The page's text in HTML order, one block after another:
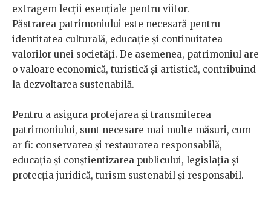
extragem lecții esențiale pentru viitor.
Păstrarea patrimoniului este necesară pentru
identitatea culturală, educație și continuitatea
valorilor unei societăți. De asemenea, patrimoniul are
o valoare economică, turistică și artistică, contribuind
la dezvoltarea sustenabilă.
Pentru a asigura protejarea și transmiterea
patrimoniului, sunt necesare mai multe măsuri, cum
ar fi: conservarea și restaurarea responsabilă,
educația și conștientizarea publicului, legislația și
protecția juridică, turism sustenabil și responsabil.